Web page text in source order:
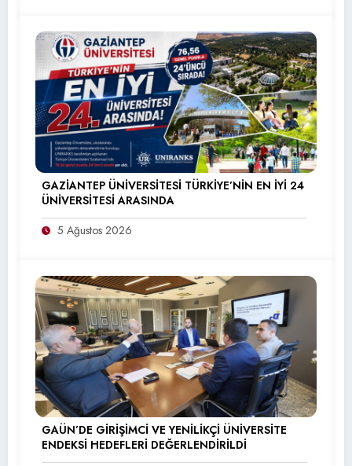
GAZİANTEP ÜNİVERSİTESİ TÜRKİYE’NİN EN İYİ 24
ÜNİVERSİTESİ ARASINDA
5 Ağustos 2026
GAÜN’DE GİRİŞİMCİ VE YENİLİKÇİ ÜNİVERSİTE
ENDEKSİ HEDEFLERİ DEĞERLENDİRİLDİ